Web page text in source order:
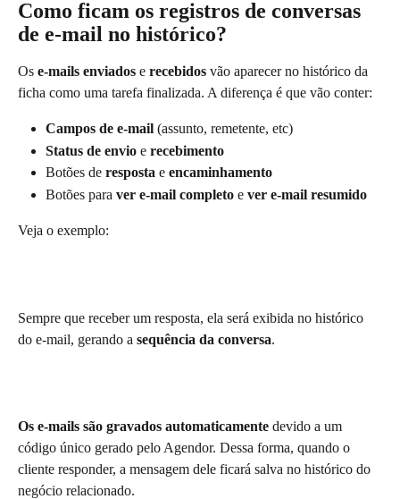
Como ficam os registros de conversas
de e-mail no histórico?
Os e-mails enviados e recebidos vão aparecer no histórico da
ficha como uma tarefa finalizada. A diferença é que vão conter:
Campos de e-mail (assunto, remetente, etc)
Status de envio e recebimento
Botões de resposta e encaminhamento
Botões para ver e-mail completo e ver e-mail resumido
Veja o exemplo:
Sempre que receber um resposta, ela será exibida no histórico
do e-mail, gerando a sequência da conversa.
Os e-mails são gravados automaticamente devido a um
código único gerado pelo Agendor. Dessa forma, quando o
cliente responder, a mensagem dele ficará salva no histórico do
negócio relacionado.